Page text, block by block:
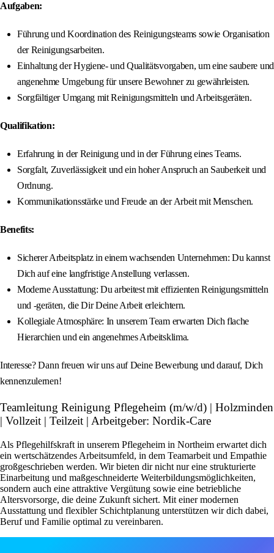
Aufgaben:
Führung und Koordination des Reinigungsteams sowie Organisation
der Reinigungsarbeiten.
Einhaltung der Hygiene- und Qualitätsvorgaben, um eine saubere und
angenehme Umgebung für unsere Bewohner zu gewährleisten.
Sorgfältiger Umgang mit Reinigungsmitteln und Arbeitsgeräten.
Qualifikation:
Erfahrung in der Reinigung und in der Führung eines Teams.
Sorgfalt, Zuverlässigkeit und ein hoher Anspruch an Sauberkeit und
Ordnung.
Kommunikationsstärke und Freude an der Arbeit mit Menschen.
Benefits:
Sicherer Arbeitsplatz in einem wachsenden Unternehmen: Du kannst
Dich auf eine langfristige Anstellung verlassen.
Moderne Ausstattung: Du arbeitest mit effizienten Reinigungsmitteln
und -geräten, die Dir Deine Arbeit erleichtern.
Kollegiale Atmosphäre: In unserem Team erwarten Dich flache
Hierarchien und ein angenehmes Arbeitsklima.
Interesse? Dann freuen wir uns auf Deine Bewerbung und darauf, Dich
kennenzulernen!
Teamleitung Reinigung Pflegeheim (m/w/d) | Holzminden
| Vollzeit | Teilzeit | Arbeitgeber: Nordik-Care
Als Pflegehilfskraft in unserem Pflegeheim in Northeim erwartet dich
ein wertschätzendes Arbeitsumfeld, in dem Teamarbeit und Empathie
großgeschrieben werden. Wir bieten dir nicht nur eine strukturierte
Einarbeitung und maßgeschneiderte Weiterbildungsmöglichkeiten,
sondern auch eine attraktive Vergütung sowie eine betriebliche
Altersvorsorge, die deine Zukunft sichert. Mit einer modernen
Ausstattung und flexibler Schichtplanung unterstützen wir dich dabei,
Beruf und Familie optimal zu vereinbaren.